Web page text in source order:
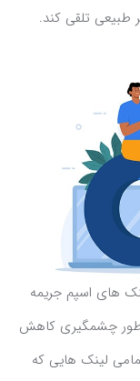
تلقی کند.
های اسپم جریمه
طور چشمگیری کاهش
لینک هایی که